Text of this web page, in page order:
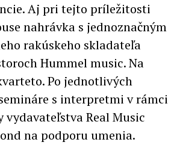
Aj pri tejto príležitosti
nahrávka s jednoznačným
rakúskeho skladateľa
Hummel music. Na
Po jednotlivých
s interpretmi v rámci
vydavateľstva Real Music
na podporu umenia.